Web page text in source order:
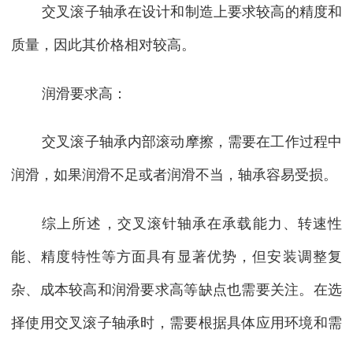
交叉滚子轴承在设计和制造上要求较高的精度和
质量，因此其价格相对较高。
润滑要求高：
交叉滚子轴承内部滚动摩擦，需要在工作过程中
润滑，如果润滑不足或者润滑不当，轴承容易受损。
综上所述，交叉滚针轴承在承载能力、转速性
能、精度特性等方面具有显著优势，但安装调整复
杂、成本较高和润滑要求高等缺点也需要关注。在选
择使用交叉滚子轴承时，需要根据具体应用环境和需